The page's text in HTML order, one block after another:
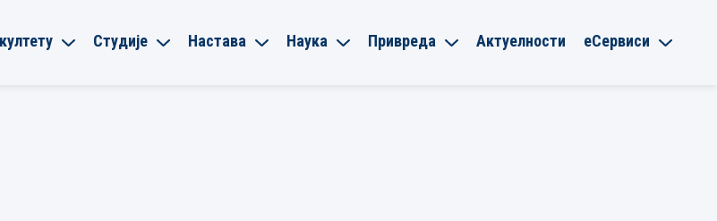
Студије Настава Наука Привреда Актуелности еСервиси